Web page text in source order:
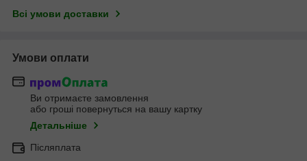
Всі умови доставки
Умови оплати
Ви отримаєте замовлення
або гроші повернуться на вашу картку
Детальніше
Післяплата